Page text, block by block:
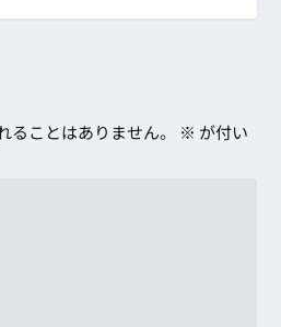
ることはありません。 ※ が付い